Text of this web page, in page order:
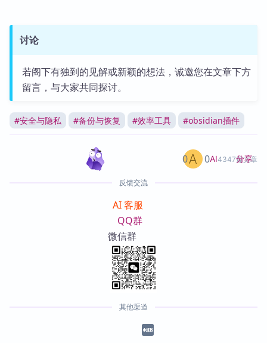
讨论
若阁下有独到的见解或新颖的想法，诚邀您在文章下方
留言，与大家共同探讨。
#安全与隐私 #备份与恢复 #效率工具 #obsidian插件
AI4347篇文章
0 0 分享
反馈交流
AI 客服
QQ群
微信群
其他渠道